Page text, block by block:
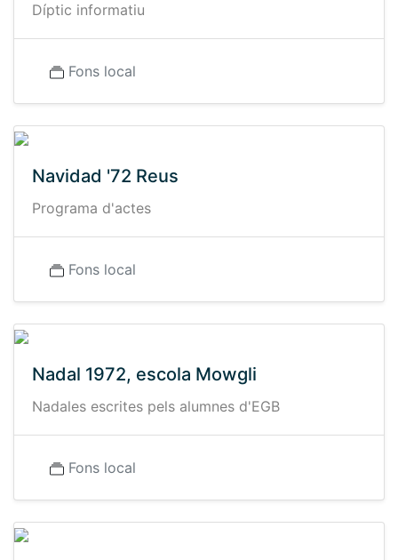
Díptic informatiu
Fons local
Navidad '72 Reus
Programa d'actes
Fons local
Nadal 1972, escola Mowgli
Nadales escrites pels alumnes d'EGB
Fons local